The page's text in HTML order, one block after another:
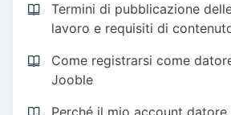
Termini di pubblicazione
lavoro e requisiti di
Come registrarsi come
Jooble